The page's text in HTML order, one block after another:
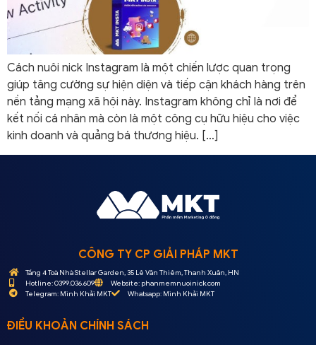
Cách nuôi nick Instagram là một chiến lược quan trọng
giúp tăng cường sự hiện diện và tiếp cận khách hàng trên
nền tảng mạng xã hội này. Instagram không chỉ là nơi để
kết nối cá nhân mà còn là một công cụ hữu hiệu cho việc
kinh doanh và quảng bá thương hiệu. […]
CÔNG TY CP GIẢI PHÁP MKT
Tầng 4 Toà Nhà Stellar Garden, 35 Lê Văn Thiêm, Thanh Xuân, HN
Hotline: 0399.036.609
Website: phanmemnuoinick.com
Telegram: Minh Khải MKT
Whatsapp: Minh Khải MKT
ĐIỀU KHOẢN CHÍNH SÁCH